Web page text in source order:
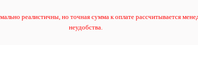
реалистичны, но точная сумма к оплате рассчитывается
неудобства.